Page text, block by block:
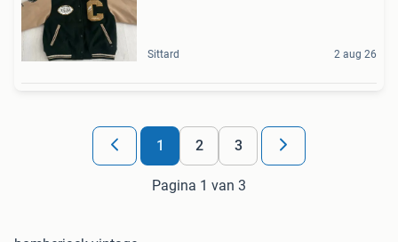
Sittard 2 aug 26
1 2 3
Pagina 1 van 3